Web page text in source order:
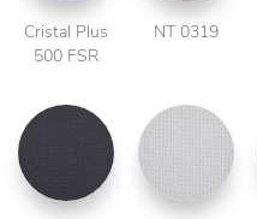
Cristal Plus
500 FSR
NT 0319